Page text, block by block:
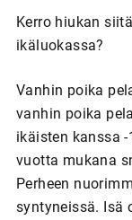
Kerro hiukan
ikäluokassa?
Vanhin poika
vanhin poika
ikäisten kanssa
vuotta mukana
Perheen
syntyneissä. Isä